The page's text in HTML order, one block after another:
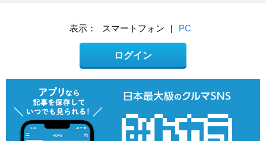
表示： スマートフォン | PC
ログイン